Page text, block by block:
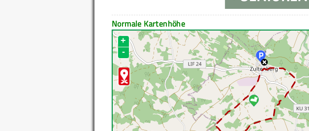
Normale Kartenhöhe
+
-